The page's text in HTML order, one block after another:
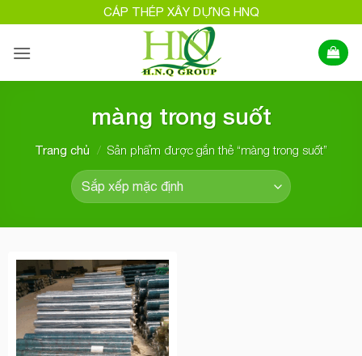
qua
nội
CÁP THÉP XÂY DỰNG HNQ
màng trong suốt
Trang chủ / Sản phẩm được gắn thẻ “màng trong suốt”